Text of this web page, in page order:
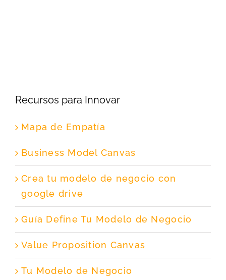
Recursos para Innovar
Mapa de Empatía
Business Model Canvas
Crea tu modelo de negocio con
google drive
Guía Define Tu Modelo de Negocio
Value Proposition Canvas
Tu Modelo de Negocio